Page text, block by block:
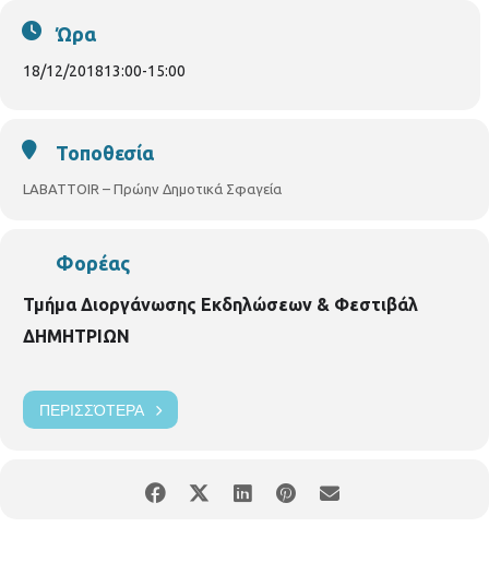
Ώρα
18/12/201813:00-15:00
Τοποθεσία
LABATTOIR – Πρώην Δημοτικά Σφαγεία
Φορέας
Τμήμα Διοργάνωσης Εκδηλώσεων & Φεστιβάλ
ΔΗΜΗΤΡΙΩΝ
ΠΕΡΙΣΣΌΤΕΡΑ